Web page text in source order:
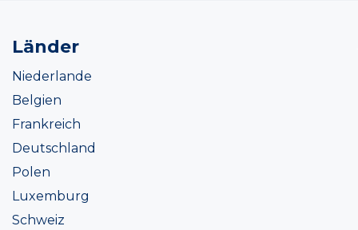
Länder
Niederlande
Belgien
Frankreich
Deutschland
Polen
Luxemburg
Schweiz